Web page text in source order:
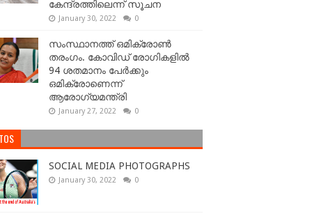
കേന്ദ്രത്തിലെന്ന് സൂചന
January 30, 2022 0
സംസ്ഥാനത്ത് ഒമിക്രോണ്‍
തരംഗം. കോവിഡ് രോഗികളിൽ
94 ശതമാനം പേർക്കും
ഒമിക്രോണെന്ന്
ആരോഗ്യമന്ത്രി
January 27, 2022 0
SOCIAL MEDIA PHOTOGRAPHS
January 30, 2022 0